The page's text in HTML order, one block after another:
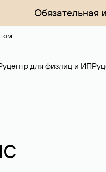
Обязательная
для физлиц и ИП